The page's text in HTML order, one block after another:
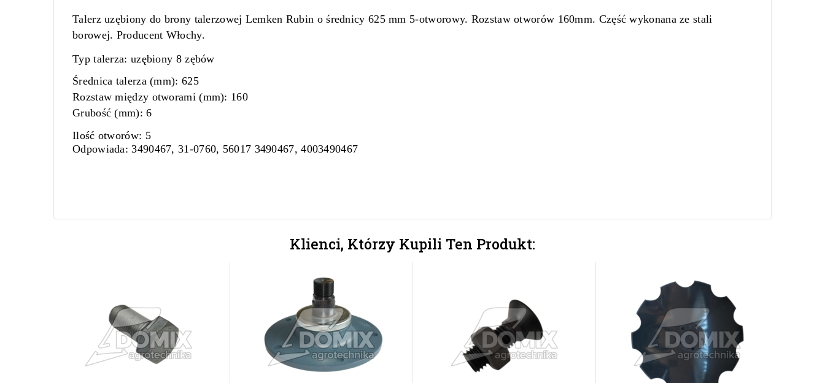
Talerz uzębiony do brony talerzowej Lemken Rubin o średnicy 625 mm 5-otworowy. Rozstaw otworów 160mm. Część wykonana ze stali
borowej. Producent Włochy.
Typ talerza: uzębiony 8 zębów
Średnica talerza (mm): 625
Rozstaw między otworami (mm): 160
Grubość (mm):6
Ilość otworów: 5
Odpowiada: 3490467, 31-0760, 56017 3490467, 4003490467
Klienci, Którzy Kupili Ten Produkt: